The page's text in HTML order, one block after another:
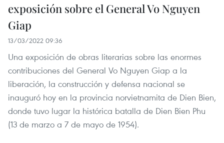
exposición sobre el General Vo Nguyen
Giap
13/03/2022 09:36
Una exposición de obras literarias sobre las enormes
contribuciones del General Vo Nguyen Giap a la
liberación, la construcción y defensa nacional se
inauguró hoy en la provincia norvietnamita de Dien Bien,
donde tuvo lugar la histórica batalla de Dien Bien Phu
(13 de marzo a 7 de mayo de 1954).